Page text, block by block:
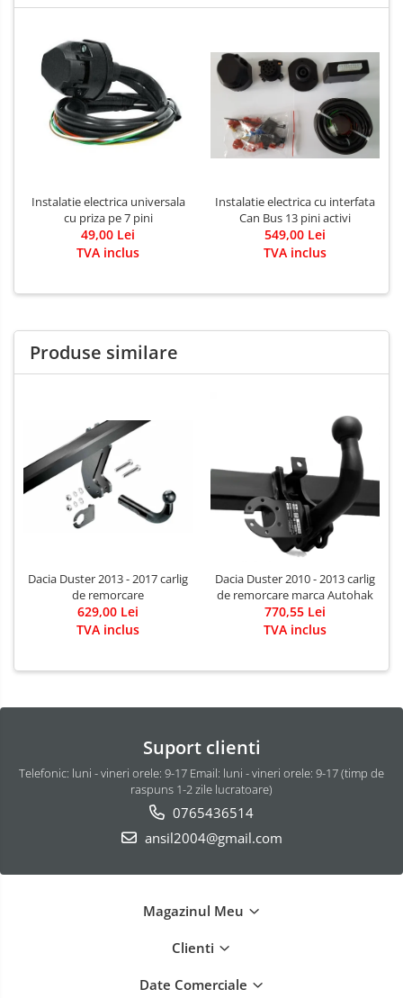
Instalatie electrica universala
cu priza pe 7 pini
49,00 Lei
TVA inclus
Instalatie electrica cu interfata
Can Bus 13 pini activi
549,00 Lei
TVA inclus
Produse similare
Dacia Duster 2013 - 2017 carlig
de remorcare
629,00 Lei
TVA inclus
Dacia Duster 2010 - 2013 carlig
de remorcare marca Autohak
770,55 Lei
TVA inclus
Suport clienti
Telefonic: luni - vineri orele: 9-17 Email: luni - vineri orele: 9-17 (timp de
raspuns 1-2 zile lucratoare)
0765436514
ansil2004@gmail.com
Magazinul Meu
Clienti
Date Comerciale